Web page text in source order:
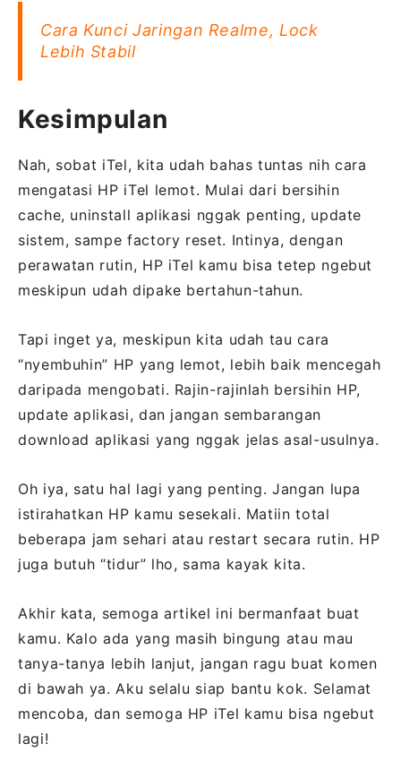
Cara Kunci Jaringan Realme, Lock
Lebih Stabil
Kesimpulan
Nah, sobat iTel, kita udah bahas tuntas nih cara
mengatasi HP iTel lemot. Mulai dari bersihin
cache, uninstall aplikasi nggak penting, update
sistem, sampe factory reset. Intinya, dengan
perawatan rutin, HP iTel kamu bisa tetep ngebut
meskipun udah dipake bertahun-tahun.
Tapi inget ya, meskipun kita udah tau cara
“nyembuhin” HP yang lemot, lebih baik mencegah
daripada mengobati. Rajin-rajinlah bersihin HP,
update aplikasi, dan jangan sembarangan
download aplikasi yang nggak jelas asal-usulnya.
Oh iya, satu hal lagi yang penting. Jangan lupa
istirahatkan HP kamu sesekali. Matiin total
beberapa jam sehari atau restart secara rutin. HP
juga butuh “tidur” lho, sama kayak kita.
Akhir kata, semoga artikel ini bermanfaat buat
kamu. Kalo ada yang masih bingung atau mau
tanya-tanya lebih lanjut, jangan ragu buat komen
di bawah ya. Aku selalu siap bantu kok. Selamat
mencoba, dan semoga HP iTel kamu bisa ngebut
lagi!